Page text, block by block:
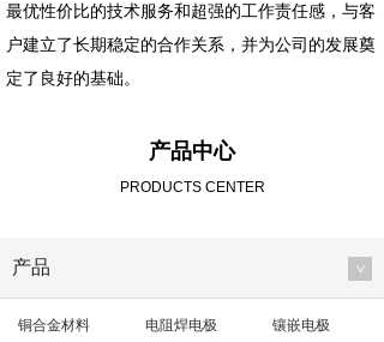
最优性价比的技术服务和超强的工作责任感，与客
户建立了长期稳定的合作关系，并为公司的发展奠
定了良好的基础。
产品中心
PRODUCTS CENTER
产品 >
铜合金材料 电阻焊电极 镶嵌电极